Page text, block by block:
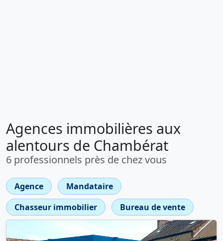
Agences immobilières aux
alentours de Chambérat
6 professionnels près de chez vous
Agence
Mandataire
Chasseur immobilier
Bureau de vente